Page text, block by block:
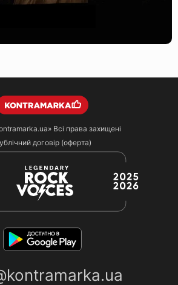
Всі права захищені
договір (оферта)